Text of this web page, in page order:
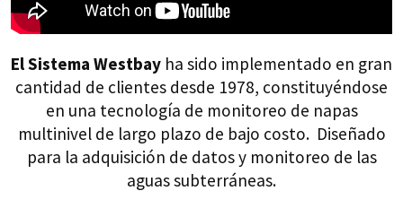
El Sistema Westbay ha sido implementado en gran
cantidad de clientes desde 1978, constituyéndose
en una tecnología de monitoreo de napas
multinivel de largo plazo de bajo costo. Diseñado
para la adquisición de datos y monitoreo de las
aguas subterráneas.